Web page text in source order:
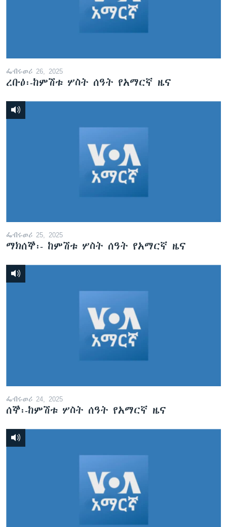
ፌብሩወሪ 26, 2025
ረቡዕ፡-ከምሽቱ ሦስት ሰዓት የአማርኛ ዜና
ፌብሩወሪ 25, 2025
ማክሰኞ፡- ከምሽቱ ሦስት ሰዓት የአማርኛ ዜና
ፌብሩወሪ 24, 2025
ሰኞ፡-ከምሽቱ ሦስት ሰዓት የአማርኛ ዜና